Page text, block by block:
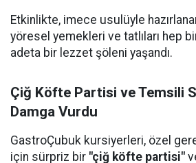
Etkinlikte, imece usulüyle
yöresel yemekleri ve tatlıları hep
adeta bir lezzet şöleni yaşandı.
Çiğ Köfte Partisi ve Temsili
Damga Vurdu
GastroÇubuk kursiyerleri, özel
için sürpriz bir "çiğ köfte partisi"